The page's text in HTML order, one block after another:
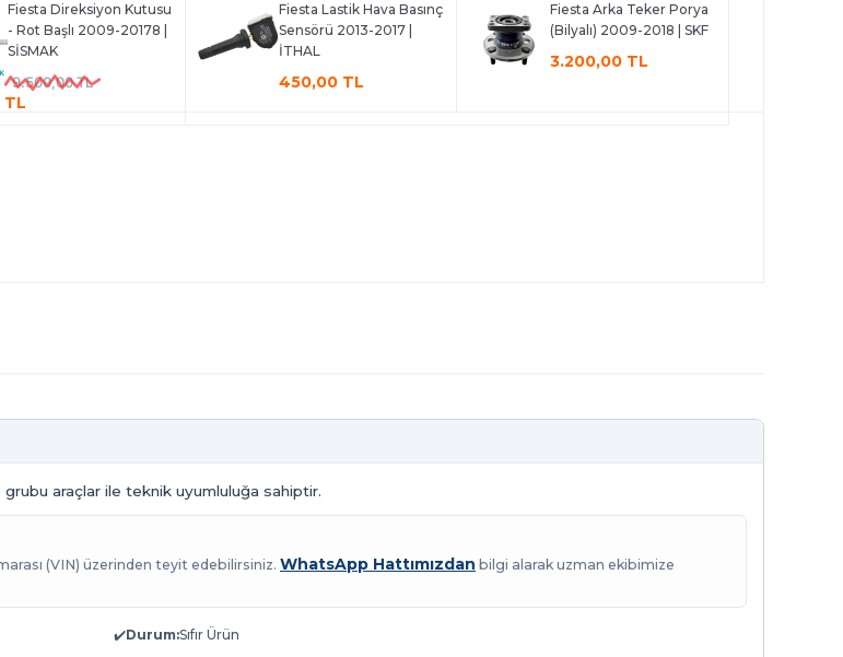
Fiesta Direksiyon Kutusu
- Rot Başlı 2009-20178 |
SİSMAK
9.500,00 TL
TL
Fiesta Lastik Hava Basınç
Sensörü 2013-2017 |
İTHAL
450,00 TL
Fiesta Arka Teker Porya
(Bilyalı) 2009-2018 | SKF
3.200,00 TL
araçlar ile teknik uyumluluğa sahiptir.
(VIN) üzerinden teyit edebilirsiniz. WhatsApp Hattımızdan bilgi alarak uzman ekibimize
✔️Durum:Sıfır Ürün